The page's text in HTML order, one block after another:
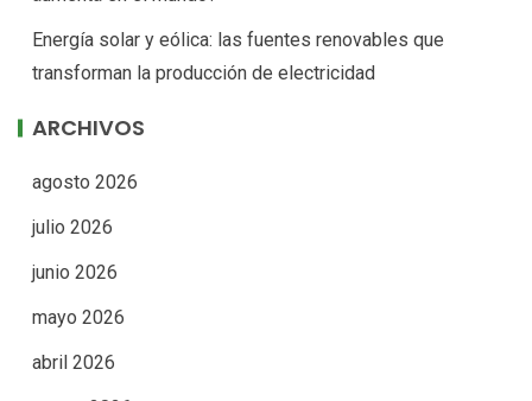
Energía solar y eólica: las fuentes renovables que
transforman la producción de electricidad
ARCHIVOS
agosto 2026
julio 2026
junio 2026
mayo 2026
abril 2026